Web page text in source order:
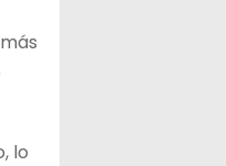
lo